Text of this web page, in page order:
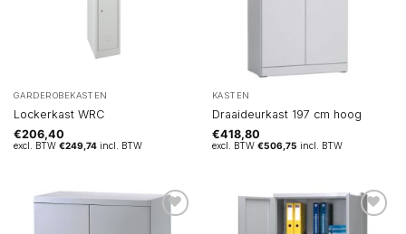
GARDEROBEKASTEN
Lockerkast WRC
€206,40
excl. BTW €249,74incl. BTW
KASTEN
Draaideurkast 197 cm hoog
€418,80
excl. BTW €506,75 incl. BTW